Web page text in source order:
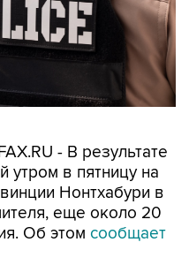
- В результате
в пятницу на
Нонтхабури в
еще около 20
Об этом сообщает